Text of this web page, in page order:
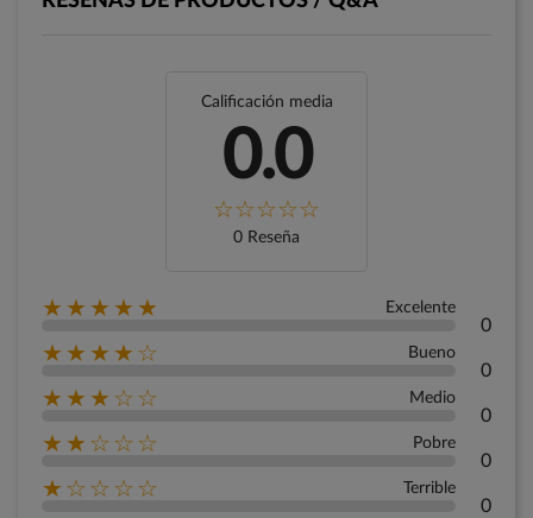
Calificación media
0.0
0 Reseña
★★★★★ Excelente
0
★★★★☆ Bueno
0
★★★☆☆ Medio
0
★★☆☆☆ Pobre
0
★☆☆☆☆ Terrible
0